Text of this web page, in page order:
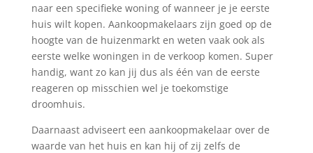
naar een specifieke woning of wanneer je je eerste
huis wilt kopen. Aankoopmakelaars zijn goed op de
hoogte van de huizenmarkt en weten vaak ook als
eerste welke woningen in de verkoop komen. Super
handig, want zo kan jij dus als één van de eerste
reageren op misschien wel je toekomstige
droomhuis.
Daarnaast adviseert een aankoopmakelaar over de
waarde van het huis en kan hij of zij zelfs de